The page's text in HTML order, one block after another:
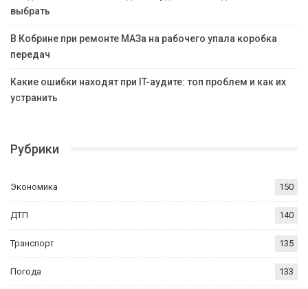
выбрать
В Кобрине при ремонте МАЗа на рабочего упала коробка
передач
Какие ошибки находят при IT-аудите: топ проблем и как их
устранить
Рубрики
Экономика 150
ДТП 140
Транспорт 135
Погода 133